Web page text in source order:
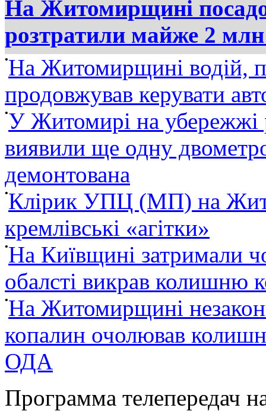
На Житомирщині
розтратили майже 2
•На Житомирщині водій,
продовжував керувати
•У Житомирі на убережжі
виявили ще одну
демонтована
•Клірик УПЦ (МП) на
кремлівські «агітки»
•На Київщині затримали
обалсті викрав колишню
•На Житомирщині
копалин очолював
ОДА
Программа телепередач